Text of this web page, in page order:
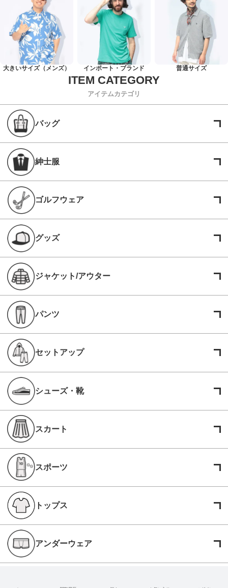
大きいサイズ（メンズ） インポート・ブランド 普通サイズ
アイテムカテゴリ
バッグ
紳士服
ゴルフウェア
グッズ
ジャケット/アウター
パンツ
セットアップ
シューズ・靴
スカート
スポーツ
トップス
アンダーウェア